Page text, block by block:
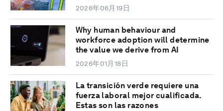
2026年06月19日
Why human behaviour and
workforce adoption will determine
the value we derive from AI
2026年01月18日
La transición verde requiere una
fuerza laboral mejor cualificada.
Estas son las razones